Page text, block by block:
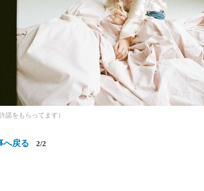
をもらってます）
へ戻る 2/2